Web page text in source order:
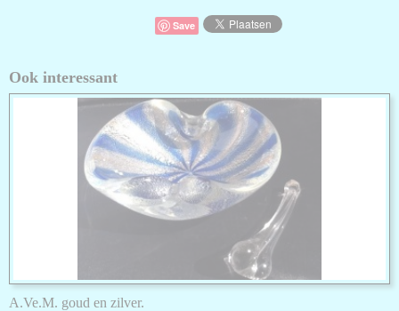
Save
Ook interessant
A.Ve.M. goud en zilver.